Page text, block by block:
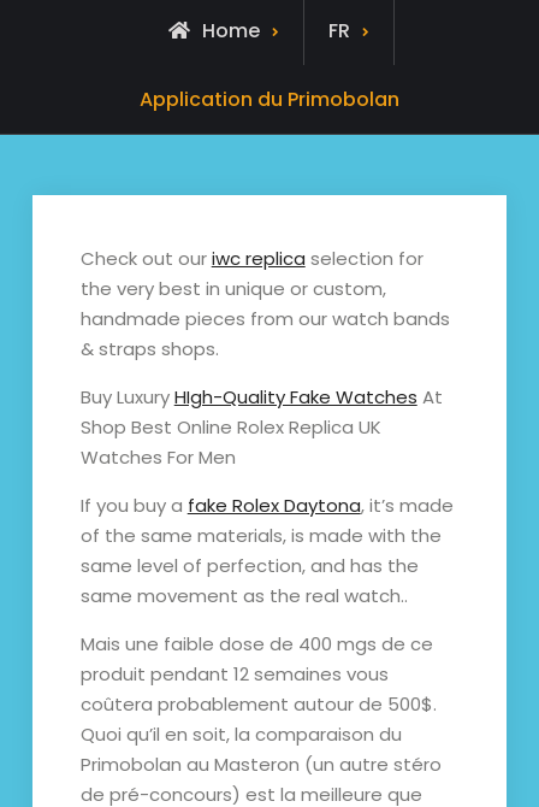
Home FR
Application du Primobolan
Check out ouriwc replica selection for
the very best in unique or custom,
handmade pieces from our watch bands
& straps shops.
Buy LuxuryHIgh-Quality Fake Watches At
Shop Best Online Rolex Replica UK
Watches For Men
If you buy a fake Rolex Daytona, it’s made
of the same materials, is made with the
same level of perfection, and has the
same movement as the real watch..
Mais une faible dose de 400 mgs de ce
produit pendant 12 semaines vous
coûtera probablement autour de 500$.
Quoi qu’il en soit, la comparaison du
Primobolan au Masteron (un autre stéro
de pré-concours) est la meilleure que